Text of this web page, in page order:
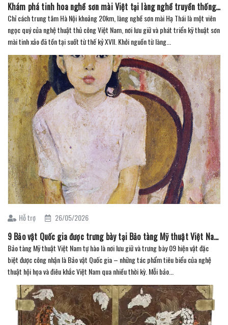
Khám phá tinh hoa nghề sơn mài Việt tại làng nghề truyền thống Hạ Thái
Chỉ cách trung tâm Hà Nội khoảng 20km, làng nghề sơn mài Hạ Thái là một viên
ngọc quý của nghệ thuật thủ công Việt Nam, nơi lưu giữ và phát triển kỹ thuật sơn
mài tinh xảo đã tồn tại suốt từ thế kỷ XVII. Khởi nguồn từ làng...
Hỗ trợ 26/05/2026
9 Bảo vật Quốc gia được trưng bày tại Bảo tàng Mỹ thuật Việt Nam ( Phần 1 )
Bảo tàng Mỹ thuật Việt Nam tự hào là nơi lưu giữ và trưng bày 09 hiện vật đặc
biệt được công nhận là Bảo vật Quốc gia – những tác phẩm tiêu biểu của nghệ
thuật hội họa và điêu khắc Việt Nam qua nhiều thời kỳ. Mỗi bảo...